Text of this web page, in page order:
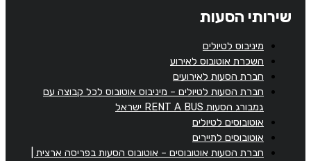
שירותי הסעות
מיניבוס לטיולים
השכרת אוטובוס לאירוע
חברת הסעות לאירועים
חברת הסעות לטיולים – מיניבוס אוטובוס לכל קבוצה עם
גמבורג הסעות RENT A BUS ישראל
אוטובוסים לטיולים
אוטובוסים לתיירים
חברת הסעות אוטובוסים – אוטובוס הסעות בפריסה ארצית |